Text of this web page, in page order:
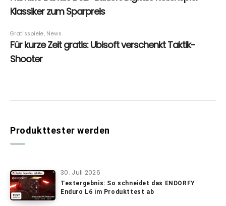
Produkttester werden
30. Juli 2026
Testergebnis: So schneidet das ENDORFY
Enduro L6 im Produkttest ab